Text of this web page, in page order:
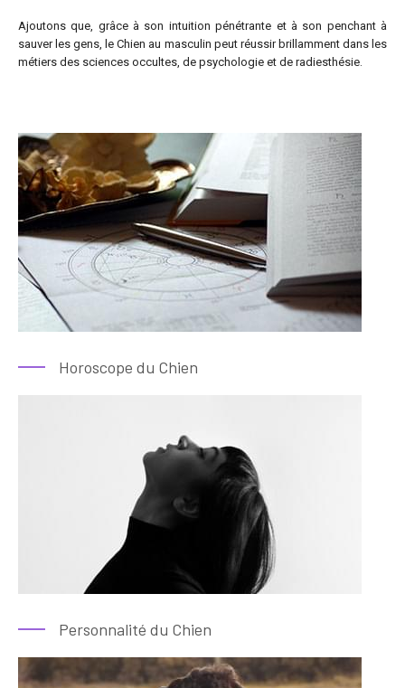
Ajoutons que, grâce à son intuition pénétrante et à son penchant à
sauver les gens, le Chien au masculin peut réussir brillamment dans les
métiers des sciences occultes, de psychologie et de radiesthésie.
Horoscope du Chien
Personnalité du Chien